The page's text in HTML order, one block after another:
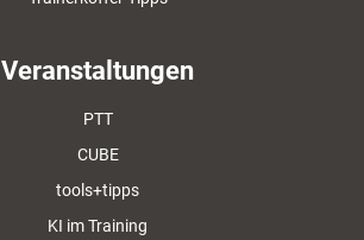
Veranstaltungen
PTT
CUBE
tools+tipps
KI im Training